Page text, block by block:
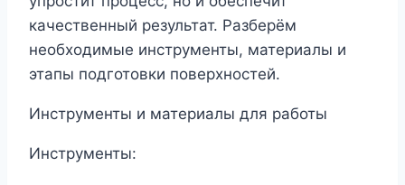
качественный результат. Разберём
необходимые инструменты, материалы и
этапы подготовки поверхностей.
Инструменты и материалы для работы
Инструменты: